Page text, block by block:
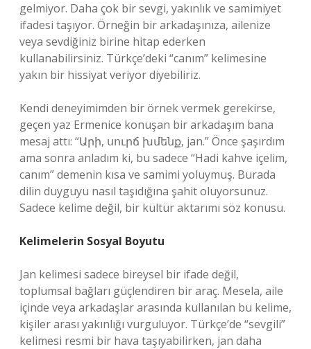
gelmiyor. Daha çok bir sevgi, yakınlık ve samimiyet
ifadesi taşıyor. Örneğin bir arkadaşınıza, ailenize
veya sevdiğiniz birine hitap ederken
kullanabilirsiniz. Türkçe’deki “canım” kelimesine
yakın bir hissiyat veriyor diyebiliriz.
Kendi deneyimimden bir örnek vermek gerekirse,
geçen yaz Ermenice konuşan bir arkadaşım bana
mesaj attı: “Արի, սուրճ խմենք, jan.” Önce şaşırdım
ama sonra anladım ki, bu sadece “Hadi kahve içelim,
canım” demenin kısa ve samimi yoluymuş. Burada
dilin duyguyu nasıl taşıdığına şahit oluyorsunuz.
Sadece kelime değil, bir kültür aktarımı söz konusu.
Kelimelerin Sosyal Boyutu
Jan kelimesi sadece bireysel bir ifade değil,
toplumsal bağları güçlendiren bir araç. Mesela, aile
içinde veya arkadaşlar arasında kullanılan bu kelime,
kişiler arası yakınlığı vurguluyor. Türkçe’de “sevgili”
kelimesi resmi bir hava taşıyabilirken, jan daha